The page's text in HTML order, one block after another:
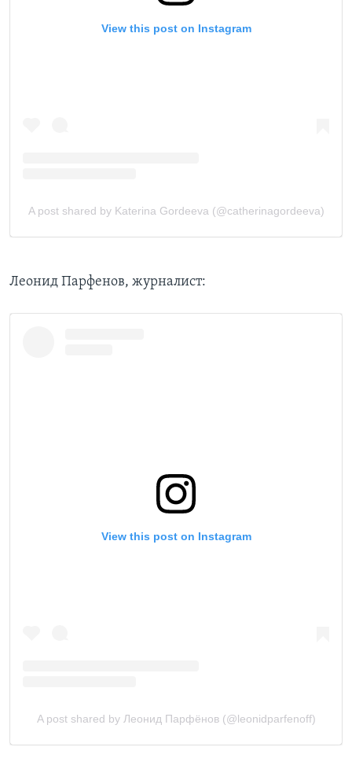
Леонид Парфенов, журналист: